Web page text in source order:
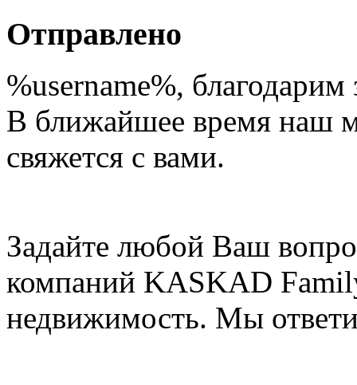
Отправлено
%username%, благодарим
В ближайшее время наш
свяжется с вами.
Задайте любой Ваш
компаний KASKAD
недвижимость. Мы